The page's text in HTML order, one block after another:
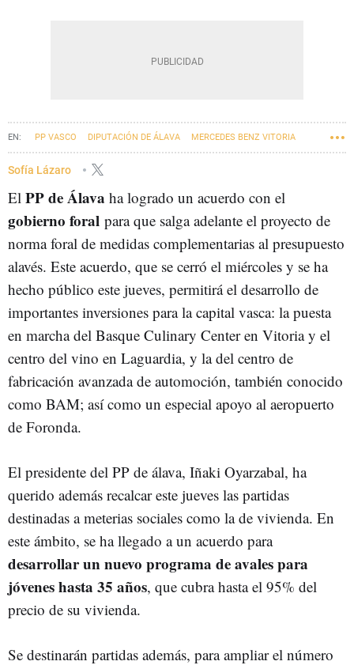
PP VASCO DIPUTACIÓN DE ÁLAVA MERCEDES BENZ VITORIA
ECONOMÍA BASQUE CULINARY CENTER
Sofía Lázaro
El PP de Álava ha logrado un acuerdo con el
gobierno foral para que salga adelante el proyecto de
norma foral de medidas complementarias al presupuesto
alavés. Este acuerdo, que se cerró el miércoles y se ha
hecho público este jueves, permitirá el desarrollo de
importantes inversiones para la capital vasca: la puesta
en marcha del Basque Culinary Center en Vitoria y el
centro del vino en Laguardia, y la del centro de
fabricación avanzada de automoción, también conocido
como BAM; así como un especial apoyo al aeropuerto
de Foronda.
El presidente del PP de álava, Iñaki Oyarzabal, ha
querido además recalcar este jueves las partidas
destinadas a meterias sociales como la de vivienda. En
este ámbito, se ha llegado a un acuerdo para
desarrollar un nuevo programa de avales para
jóvenes hasta 35 años, que cubra hasta el 95% del
precio de su vivienda.
Se destinarán partidas además, para ampliar el número